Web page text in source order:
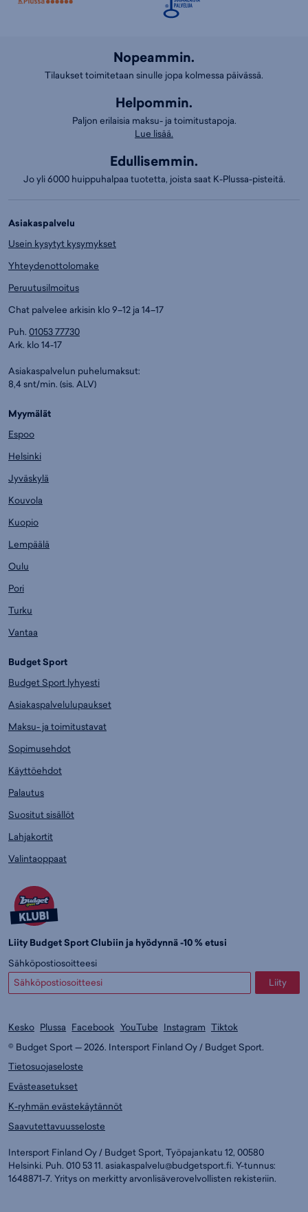
Nopeammin.
Tilaukset toimitetaan sinulle jopa kolmessa päivässä.
Helpommin.
Paljon erilaisia maksu- ja toimitustapoja.
Lue lisää.
Edullisemmin.
Jo yli 6000 huippuhalpaa tuotetta, joista saat K-Plussa-pisteitä.
Asiakaspalvelu
Usein kysytyt kysymykset
Yhteydenottolomake
Peruutusilmoitus
Chat palvelee arkisin klo 9–12 ja 14–17
Puh. 01053 77730
Ark. klo 14-17
Asiakaspalvelun puhelumaksut:
8,4 snt/min. (sis. ALV)
Myymälät
Espoo
Helsinki
Jyväskylä
Kouvola
Kuopio
Lempäälä
Oulu
Pori
Turku
Vantaa
Budget Sport
Budget Sport lyhyesti
Asiakaspalvelulupaukset
Maksu- ja toimitustavat
Sopimusehdot
Käyttöehdot
Palautus
Suositut sisällöt
Lahjakortit
Valintaoppaat
Liity Budget Sport Clubiin ja hyödynnä -10 % etusi
Sähköpostiosoitteesi
Liity
Kesko Plussa Facebook YouTube Instagram Tiktok
© Budget Sport — 2026. Intersport Finland Oy / Budget Sport.
Tietosuojaseloste
Evästeasetukset
K-ryhmän evästekäytännöt
Saavutettavuusseloste
Intersport Finland Oy / Budget Sport, Työpajankatu 12, 00580
Helsinki. Puh. 010 53 11. asiakaspalvelu@budgetsport.fi. Y-tunnus:
1648871-7. Yritys on merkitty arvonlisäverovelvollisten rekisteriin.